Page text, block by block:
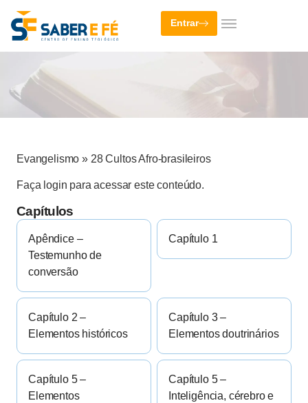
Entrar
Evangelismo » 28 Cultos Afro-brasileiros
Faça login para acessar este conteúdo.
Capítulos
Apêndice –
Testemunho de
conversão
Capítulo 1
Capítulo 2 –
Elementos históricos
Capítulo 3 –
Elementos doutrinários
Capítulo 5 –
Elementos
Capítulo 5 –
Inteligência, cérebro e